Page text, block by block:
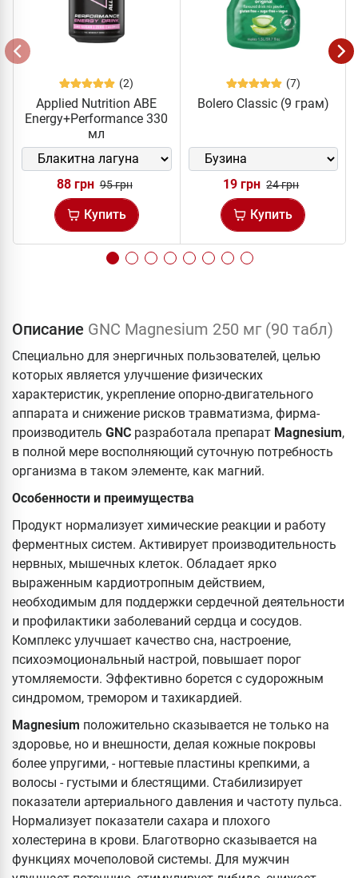
(2)
Applied Nutrition ABE
Energy+Performance 330
мл
88 грн 95 грн
Купить
(7)
Bolero Classic (9 грам)
19 грн 24 грн
Купить
Описание GNC Magnesium 250 мг (90 табл)
Специально для энергичных пользователей, целью
которых является улучшение физических
характеристик, укрепление опорно-двигательного
аппарата и снижение рисков травматизма, фирма-
производитель GNC разработала препарат Magnesium,
в полной мере восполняющий суточную потребность
организма в таком элементе, как магний.
Особенности и преимущества
Продукт нормализует химические реакции и работу
ферментных систем. Активирует производительность
нервных, мышечных клеток. Обладает ярко
выраженным кардиотропным действием,
необходимым для поддержки сердечной деятельности
и профилактики заболеваний сердца и сосудов.
Комплекс улучшает качество сна, настроение,
психоэмоциональный настрой, повышает порог
утомляемости. Эффективно борется с судорожным
синдромом, тремором и тахикардией.
Magnesium положительно сказывается не только на
здоровье, но и внешности, делая кожные покровы
более упругими, - ногтевые пластины крепкими, а
волосы - густыми и блестящими. Стабилизирует
показатели артериального давления и частоту пульса.
Нормализует показатели сахара и плохого
холестерина в крови. Благотворно сказывается на
функциях мочеполовой системы. Для мужчин